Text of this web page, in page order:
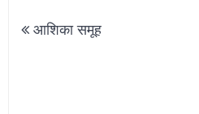
Post
navigation
आशिका समूह